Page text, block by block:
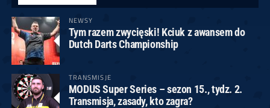
NEWSY
Tym razem zwycięski! Kciuk z awansem do
Dutch Darts Championship
TRANSMISJE
MODUS Super Series – sezon 15., tydz. 2.
Transmisja, zasady, kto zagra?